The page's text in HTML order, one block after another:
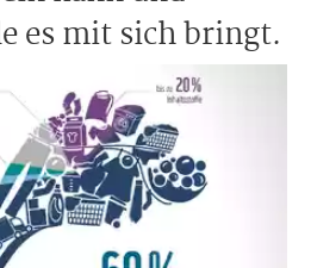
es mit sich bringt.